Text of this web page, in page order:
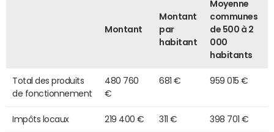
Montant
Montant
par
habitant
Moyenne
communes
de 500 à 2
000
habitants
Total des produits
de fonctionnement
480 760
€
681 € 959 015 €
Impôts locaux 219 400 € 311 € 398 701 €